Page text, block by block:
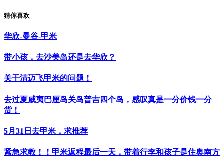
猜你喜欢
华欣-曼谷-甲米
带小孩，去沙美岛还是去华欣？
关于清迈飞甲米的问题！
去过夏威夷巴厘岛关岛普吉四个岛，感叹真是一分价钱一分
货！
5月31日去甲米，求推荐
紧急求教！！甲米返程最后一天，带着行李和孩子是住奥南方